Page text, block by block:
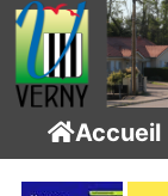
Accueil